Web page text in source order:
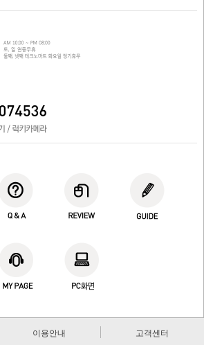
이용안내 고객센터